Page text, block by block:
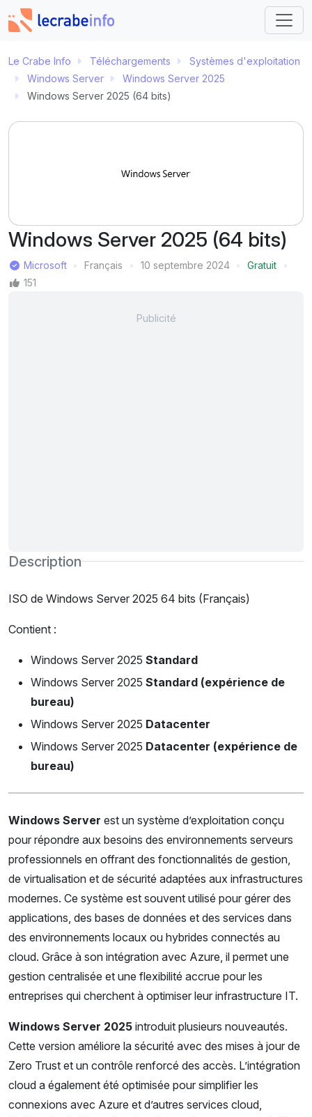
Le Crabe Info Téléchargements
Systèmes d'exploitation
Windows Server
Windows Server 2025
Windows Server 2025 (64 bits)
Windows Server 2025 (64 bits)
Éditeur
Microsoft
Langue
Français
Dernière mise à jour
10 septembre 2024
Prix
Gratuit
Mentions J'aime
151
Description
ISO de Windows Server 2025 64 bits (Français)
Contient :
Windows Server 2025 Standard
Windows Server 2025 Standard (expérience de
bureau)
Windows Server 2025 Datacenter
Windows Server 2025 Datacenter (expérience de
bureau)
Windows Server est un système d’exploitation conçu
pour répondre aux besoins des environnements serveurs
professionnels en offrant des fonctionnalités de gestion,
de virtualisation et de sécurité adaptées aux infrastructures
modernes. Ce système est souvent utilisé pour gérer des
applications, des bases de données et des services dans
des environnements locaux ou hybrides connectés au
cloud. Grâce à son intégration avec Azure, il permet une
gestion centralisée et une flexibilité accrue pour les
entreprises qui cherchent à optimiser leur infrastructure IT.
Windows Server 2025 introduit plusieurs nouveautés.
Cette version améliore la sécurité avec des mises à jour de
Zero Trust et un contrôle renforcé des accès. L’intégration
cloud a également été optimisée pour simplifier les
connexions avec Azure et d’autres services cloud,